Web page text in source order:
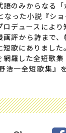
のみからなる
なった小説『シ
デュースによ
評から詩まで
歌にありまし
網羅した全短歌
一全短歌集』